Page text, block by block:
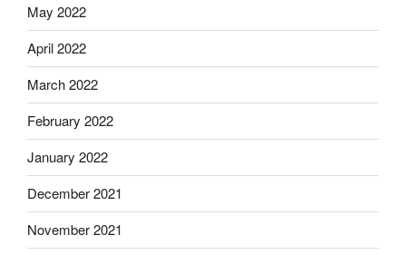
May 2022
April 2022
March 2022
February 2022
January 2022
December 2021
November 2021